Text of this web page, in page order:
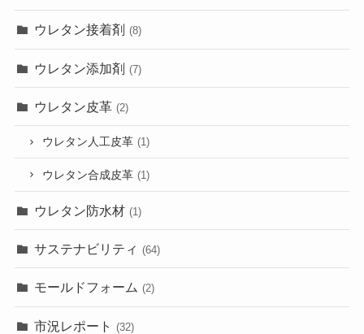
ウレタン接着剤 (8)
ウレタン添加剤 (7)
ウレタン皮革 (2)
ウレタン人工皮革 (1)
ウレタン合成皮革 (1)
ウレタン防水材 (1)
サステナビリティ (64)
モールドフォーム (2)
市況レポート (32)